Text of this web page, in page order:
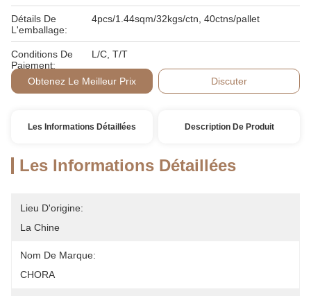
Détails De
L'emballage:
4pcs/1.44sqm/32kgs/ctn, 40ctns/pallet
Conditions De
Paiement:
L/C, T/T
Obtenez Le Meilleur Prix Discuter
Les Informations Détaillées Description De Produit
Les Informations Détaillées
Lieu D'origine:
La Chine
Nom De Marque:
CHORA